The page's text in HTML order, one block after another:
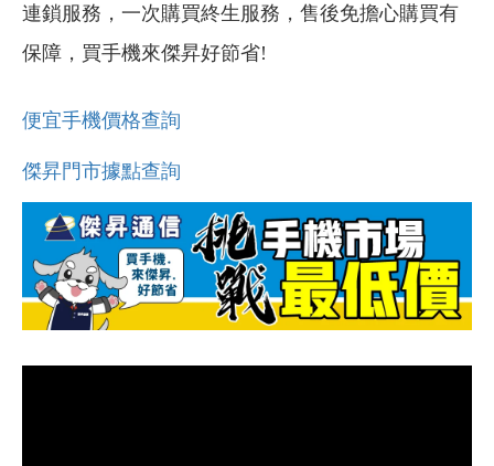
連鎖服務，一次購買終生服務，售後免擔心購買有
保障，買手機來傑昇好節省!
便宜手機價格查詢
傑昇門市據點查詢